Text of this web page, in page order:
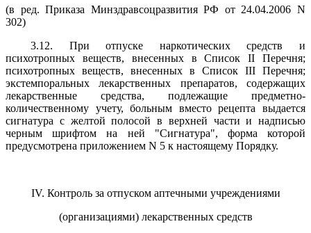
(в ред. Приказа Минздравсоцразвития РФ от 24.04.2006 N
302)
3.12. При отпуске наркотических средств и
психотропных веществ, внесенных в Список II Перечня;
психотропных веществ, внесенных в Список III Перечня;
экстемпоральных лекарственных препаратов, содержащих
лекарственные средства, подлежащие предметно-
количественному учету, больным вместо рецепта выдается
сигнатура с желтой полосой в верхней части и надписью
черным шрифтом на ней "Сигнатура", форма которой
предусмотрена приложением N 5 к настоящему Порядку.
IV. Контроль за отпуском аптечными учреждениями
(организациями) лекарственных средств